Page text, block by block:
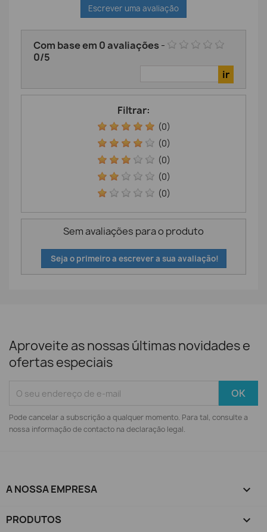
Escrever uma avaliação
Com base em 0avaliações-
0/5
Filtrar:
(0)
(0)
(0)
(0)
(0)
Sem avaliações para o produto
Seja o primeiro a escrever a sua avaliação!
Aproveite as nossas últimas novidades e
ofertas especiais
Pode cancelar a subscrição a qualquer momento. Para tal, consulte a
nossa informação de contacto na declaração legal.
A NOSSA EMPRESA 
PRODUTOS 